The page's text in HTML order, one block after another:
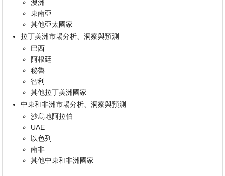
澳洲
東南亞
其他亞太國家
拉丁美洲市場分析、洞察與預測
巴西
阿根廷
秘魯
智利
其他拉丁美洲國家
中東和非洲市場分析、洞察與預測
沙烏地阿拉伯
UAE
以色列
南非
其他中東和非洲國家